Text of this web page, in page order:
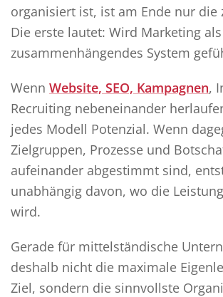
organisiert ist, ist am Ende nur die
Die erste lautet: Wird Marketing als
zusammenhängendes System
Wenn Website, SEO, Kampagnen,
Recruiting nebeneinander
jedes Modell Potenzial. Wenn
Zielgruppen, Prozesse und
aufeinander abgestimmt sind,
unabhängig davon, wo die
wird.
Gerade für mittelständische
deshalb nicht die maximale
Ziel, sondern die sinnvollste